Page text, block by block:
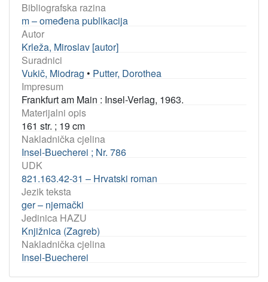
Bibliografska razina
m – omeđena publikacija
Autor
Krleža, Miroslav [autor]
Suradnici
Vukič, Miodrag • Putter, Dorothea
Impresum
Frankfurt am Main : Insel-Verlag, 1963.
Materijalni opis
161 str. ; 19 cm
Nakladnička cjelina
Insel-Buecherei ; Nr. 786
UDK
821.163.42-31 – Hrvatski roman
Jezik teksta
ger – njemački
Jedinica HAZU
Knjižnica (Zagreb)
Nakladnička cjelina
Insel-Buecherei